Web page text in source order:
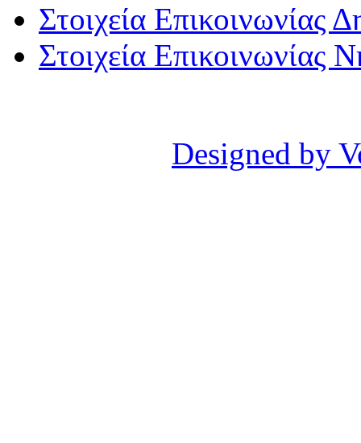
Στοιχεία Επικοινωνίας
Στοιχεία Επικοινωνίας
Designed by